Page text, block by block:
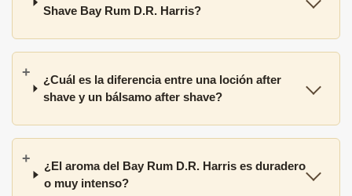
Shave Bay Rum D.R. Harris?
¿Cuál es la diferencia entre una loción after
shave y un bálsamo after shave?
¿El aroma del Bay Rum D.R. Harris es duradero
o muy intenso?